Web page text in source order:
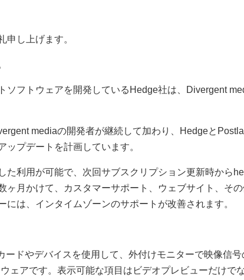
申し上げます。
ソフトウェアを開発しているHedge社は、Divergent
mediaの開発者が継続して加わり、Hedgeと
プデートを計画しています。
た利用が可能で、次回サブスクリプション更新時から
ヶ月かけて、カスタマーサポート、ウェブサイト、そ
は、インタイムゾーンのサポートが改善されます。
ードやデバイスを使用して、外付けモニターで映像信
ェアです。表示可能な項目はビデオプレビューだけで